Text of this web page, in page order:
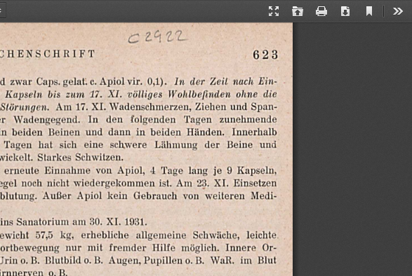
Presentation
Mode
Open Print Download
Current
ERAHNEN:
623
zwar Caps. gelat. c. Apiolvir. 0,1). In der Zeil nach Ein-
Kapseln bis zum 17. XI. völliges Wohlbefinden ohne
die
Störungen. Am 17. XI. Wadenschmerzen, Ziehen und Span-
Wadengegend. In den folgenden Tagen
zunehmende
beiden Beinen und dann in beiden Händen.
Innerhalb
Tagen hat sich eine schwere Lähmung der Beine
und
Starkes Schwitzen.
erneute Einnahme von Apiol, 4 Tage lang je 9 Kapseln,
noch nicht wiedergekommenist. Am 23. XI.
Einsetzen
Außer Apiol kein Gebrauch von weiteren
Medi-
ins Sanatorium am 30. XI. 1931.
57,5 kg, erhebliche allgemeine Schwäche,
leichte.
nur mit fremder Hilfe möglich. Innere
Or-
o.B. Blutbild 0. B. Augen, Pupillen 0.B. WaR. im
Blut
0.B.